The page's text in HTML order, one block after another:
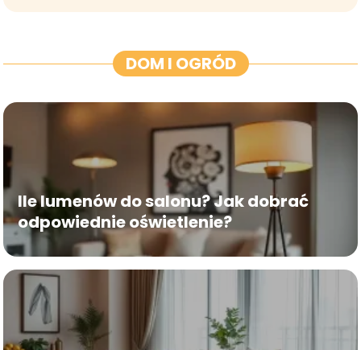
DOM I OGRÓD
Ile lumenów do salonu? Jak dobrać
odpowiednie oświetlenie?